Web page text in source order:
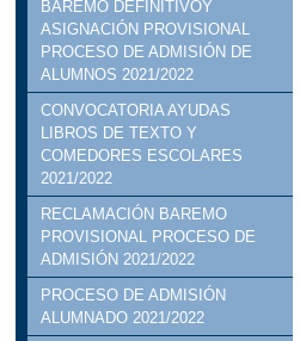
BAREMO DEFINITIVOY
ASIGNACIÓN PROVISIONAL
PROCESO DE ADMISIÓN DE
ALUMNOS 2021/2022
CONVOCATORIA AYUDAS
LIBROS DE TEXTO Y
COMEDORES ESCOLARES
2021/2022
RECLAMACIÓN BAREMO
PROVISIONAL PROCESO DE
ADMISIÓN 2021/2022
PROCESO DE ADMISIÓN
ALUMNADO 2021/2022